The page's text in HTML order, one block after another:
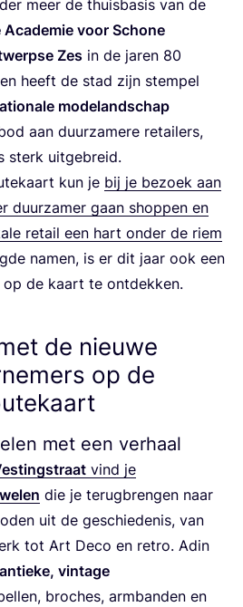
meer de thuis­ba­sis van de
Aca­de­mie voor Scho­ne
Zes in de jaren 80
heeft de stad zijn stem­pel
mode­land­schap
aan duur­za­me­re retai­lers,
sterk uitgebreid.
kun je bij je bezoek aan
duur­za­mer gaan shop­pen en
retail een hart onder de riem
namen, is er dit jaar ook een
op de kaart te ontdekken.
de nieuwe
op de
met een verhaal
vind je
die je terug­bren­gen naar
uit de geschie­de­nis, van
tot Art Deco en retro. Adin
antie­ke, vin­ta­ge
bro­ches, arm­ban­den en